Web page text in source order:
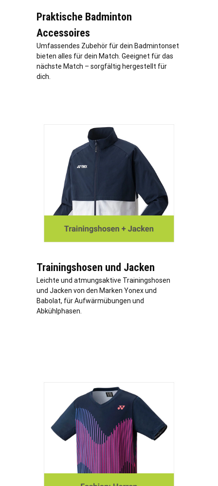
Praktische Badminton
Accessoires
Umfassendes Zubehör für dein Badmintonset
bieten alles für dein Match. Geeignet für das
nächste Match – sorgfältig hergestellt für
dich.
Trainingshosen und Jacken
Leichte und atmungsaktive Trainingshosen
und Jacken von den Marken Yonex und
Babolat, für Aufwärmübungen und
Abkühlphasen.